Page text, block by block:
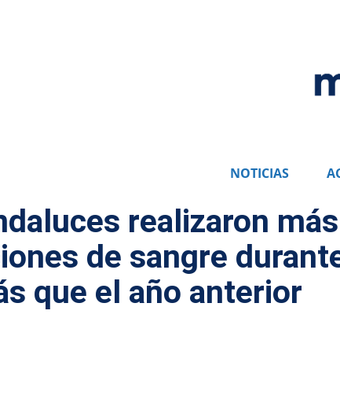
NOTICIAS
realizaron
de sangre
que el año anterior